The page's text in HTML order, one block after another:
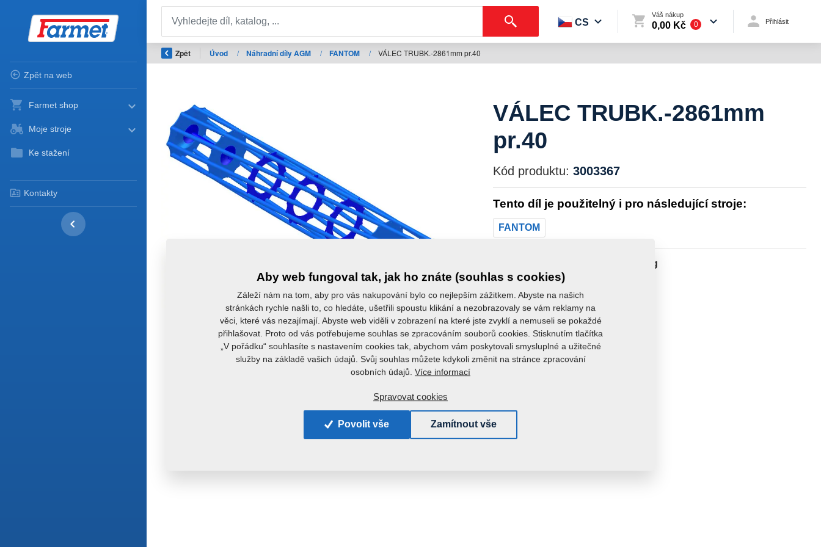
Zpět na web
Farmet shop
Moje stroje
Ke stažení
Kontakty
CS
Váš nákup
0,00 Kč 0 Přihlásit
Zpět Úvod / Náhradní díly AGM / FANTOM / VÁLEC TRUBK.-2861mm pr.40
VÁLEC TRUBK.-2861mm
pr.40
Kód produktu: 3003367
Tento díl je použitelný i pro následující stroje:
FANTOM
176,9790 kg
Aby web fungoval tak, jak ho znáte (souhlas s cookies)
Záleží nám na tom, aby pro vás nakupování bylo co nejlepším zážitkem. Abyste na našich
stránkách rychle našli to, co hledáte, ušetřili spoustu klikání a nezobrazovaly se vám reklamy na
věci, které vás nezajímají. Abyste web viděli v zobrazení na které jste zvyklí a nemuseli se pokaždé
přihlašovat. Proto od vás potřebujeme souhlas se zpracováním souborů cookies. Stisknutím tlačítka
„V pořádku“ souhlasíte s nastavením cookies tak, abychom vám poskytovali smysluplné a užitečné
služby na základě vašich údajů. Svůj souhlas můžete kdykoli změnit na stránce zpracování
osobních údajů. Více informací
Spravovat cookies
Povolit vše Zamítnout vše